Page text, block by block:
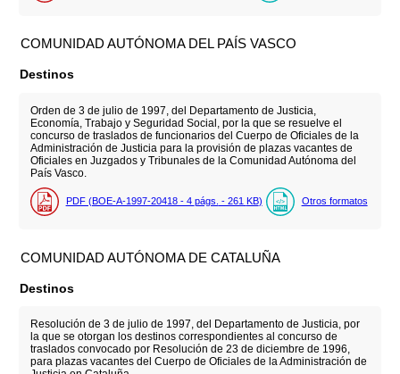
COMUNIDAD AUTÓNOMA DEL PAÍS VASCO
Destinos
Orden de 3 de julio de 1997, del Departamento de Justicia,
Economía, Trabajo y Seguridad Social, por la que se resuelve el
concurso de traslados de funcionarios del Cuerpo de Oficiales de la
Administración de Justicia para la provisión de plazas vacantes de
Oficiales en Juzgados y Tribunales de la Comunidad Autónoma del
País Vasco.
PDF (BOE-A-1997-20418 - 4 págs. - 261 KB) Otros formatos
COMUNIDAD AUTÓNOMA DE CATALUÑA
Destinos
Resolución de 3 de julio de 1997, del Departamento de Justicia, por
la que se otorgan los destinos correspondientes al concurso de
traslados convocado por Resolución de 23 de diciembre de 1996,
para plazas vacantes del Cuerpo de Oficiales de la Administración de